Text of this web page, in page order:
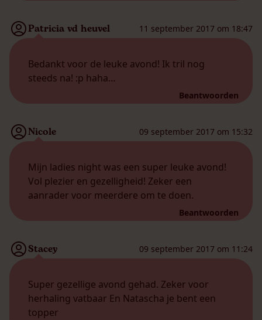
Patricia vd heuvel 11 september 2017 om 18:47
Bedankt voor de leuke avond! Ik tril nog
steeds na! :p haha…
Beantwoorden
Nicole 09 september 2017 om 15:32
Mijn ladies night was een super leuke avond!
Vol plezier en gezelligheid! Zeker een
aanrader voor meerdere om te doen.
Beantwoorden
Stacey 09 september 2017 om 11:24
Super gezellige avond gehad. Zeker voor
herhaling vatbaar En Natascha je bent een
topper